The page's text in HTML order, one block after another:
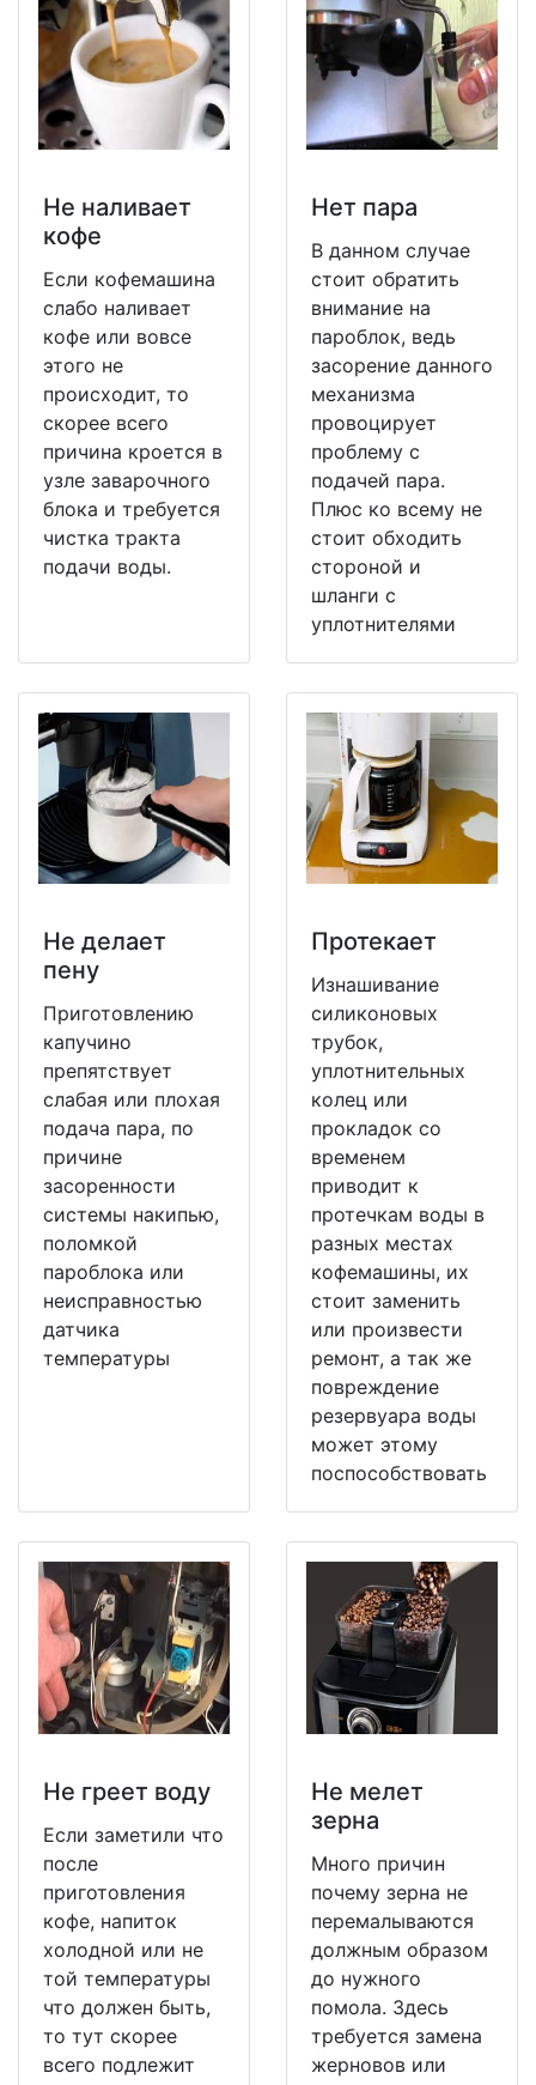
Не наливает
кофе
Если кофемашина
слабо наливает
кофе или вовсе
этого не
происходит, то
скорее всего
причина кроется в
узле заварочного
блока и требуется
чистка тракта
подачи воды.
Нет пара
В данном случае
стоит обратить
внимание на
пароблок, ведь
засорение данного
механизма
провоцирует
проблему с
подачей пара.
Плюс ко всему не
стоит обходить
стороной и
шланги с
уплотнителями
Не делает
пену
Приготовлению
капучино
препятствует
слабая или плохая
подача пара, по
причине
засоренности
системы накипью,
поломкой
пароблока или
неисправностью
датчика
температуры
Протекает
Изнашивание
силиконовых
трубок,
уплотнительных
колец или
прокладок со
временем
приводит к
протечкам воды в
разных местах
кофемашины, их
стоит заменить
или произвести
ремонт, а так же
повреждение
резервуара воды
может этому
поспособствовать
Не греет воду
Если заметили что
после
приготовления
кофе, напиток
холодной или не
той температуры
что должен быть,
то тут скорее
всего подлежит
Не мeлет
зерна
Много причин
почему зерна не
перемалываются
должным образом
до нужного
помола. Здесь
требуется замена
жерновов или